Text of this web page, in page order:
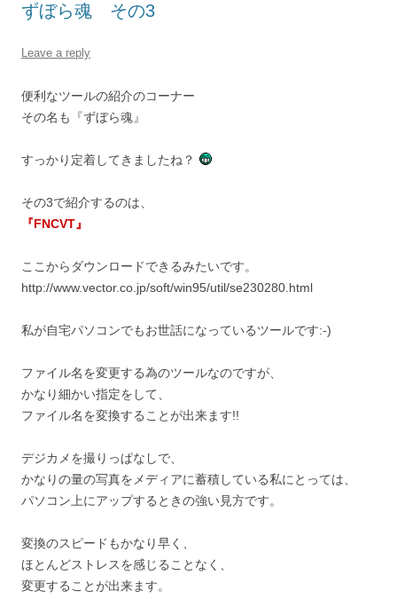
ずぼら魂 その3
Leave a reply
便利なツールの紹介のコーナー
その名も『ずぼら魂』
すっかり定着してきましたね？
その3で紹介するのは、
『FNCVT』
ここからダウンロードできるみたいです。
http://www.vector.co.jp/soft/win95/util/se230280.html
私が自宅パソコンでもお世話になっているツールです:-)
ファイル名を変更する為のツールなのですが、
かなり細かい指定をして、
ファイル名を変換することが出来ます!!
デジカメを撮りっぱなしで、
かなりの量の写真をメディアに蓄積している私にとっては、
パソコン上にアップするときの強い見方です。
変換のスピードもかなり早く、
ほとんどストレスを感じることなく、
変更することが出来ます。